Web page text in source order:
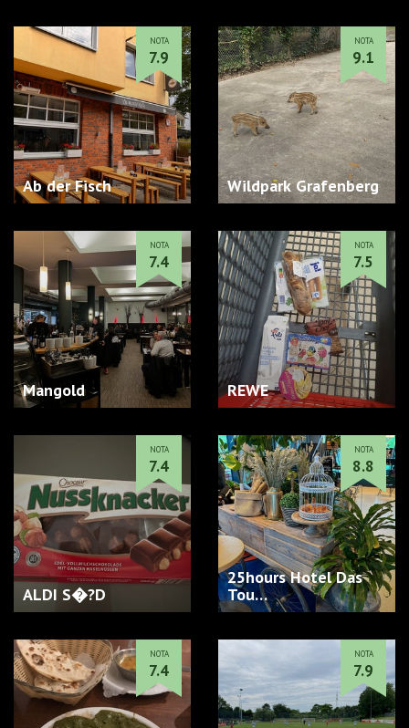
Ab der Fisch
NOTA
7.9
Wildpark Grafenberg
NOTA
9.1
Mangold
NOTA
7.4
REWE
NOTA
7.5
ALDI S�?D
NOTA
7.4
25hours Hotel Das
Tou…
NOTA
8.8
NOTA
7.4
NOTA
7.9